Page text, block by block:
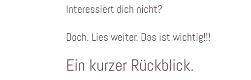
Interessiert dich nicht?
Doch. Lies weiter. Das ist wichtig!!!
Ein kurzer Rückblick.